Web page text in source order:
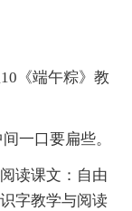
《端午粽》教
一口要扁些。
读课文：自由
字教学与阅读